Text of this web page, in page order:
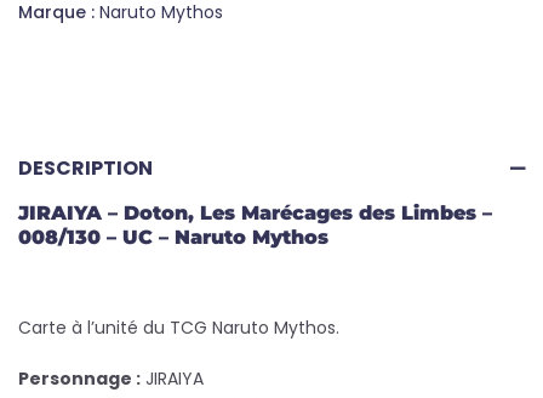
Marque : Naruto Mythos
DESCRIPTION
JIRAIYA – Doton, Les Marécages des Limbes –
008/130 – UC – Naruto Mythos
Carte à l’unité du TCG Naruto Mythos.
Personnage : JIRAIYA